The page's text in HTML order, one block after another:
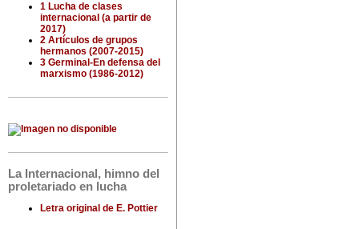
1 Lucha de clases
internacional (a partir de
2017)
2 Artículos de grupos
hermanos (2007-2015)
3 Germinal-En defensa del
marxismo (1986-2012)
La Internacional, himno del
proletariado en lucha
Letra original de E. Pottier